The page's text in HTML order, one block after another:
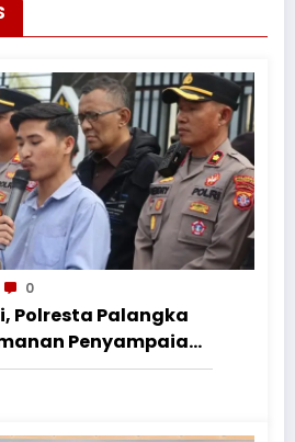
0
Polresta Palangka
Penyampaian
Pemuda